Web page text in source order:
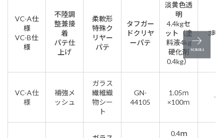
VC-A仕
様
VC-B仕
様
不陸調
整兼接
着
パテ仕
上げ
柔軟形
特殊ク
リヤー
パテ
タフガー
ドクリヤ
ーパテ
淡黄色透
明
4.4kgセ
ット（塗
料液4kg
硬化剤
0.4kg）
3時
VC-A仕
様
補強メ
ッシュ
ガラス
繊維織
物シー
ト
GN-
44105
1.05ｍ
×100ｍ
―
0.4ｍ